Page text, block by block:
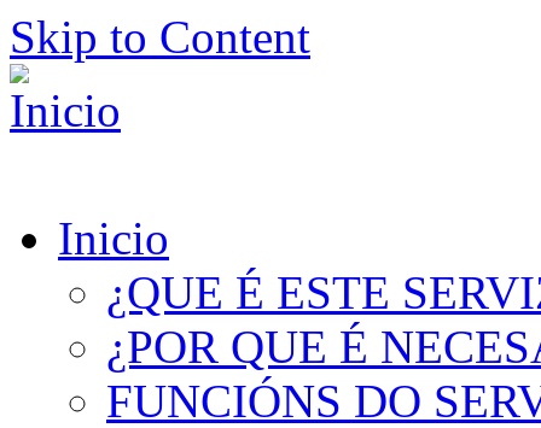
Skip to Content
Inicio
¿QUE É ESTE
¿POR QUE É
FUNCIÓNS DO